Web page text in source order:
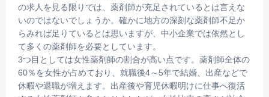
の求人を見る限りでは、薬剤師が充足されているとは言えな
いのではないでしょうか。確かに地方の深刻な薬剤師不足か
らみれば足りているとは思いますが、中小企業では依然とし
て多くの薬剤師を必要としています。
3つ目としては女性薬剤師の割合が高い点です。薬剤師全体の
60％を女性が占めており、就職後4～5年で結婚、出産などで
休暇や退職が増えます。出産後や育児休暇明けに仕事へ復活